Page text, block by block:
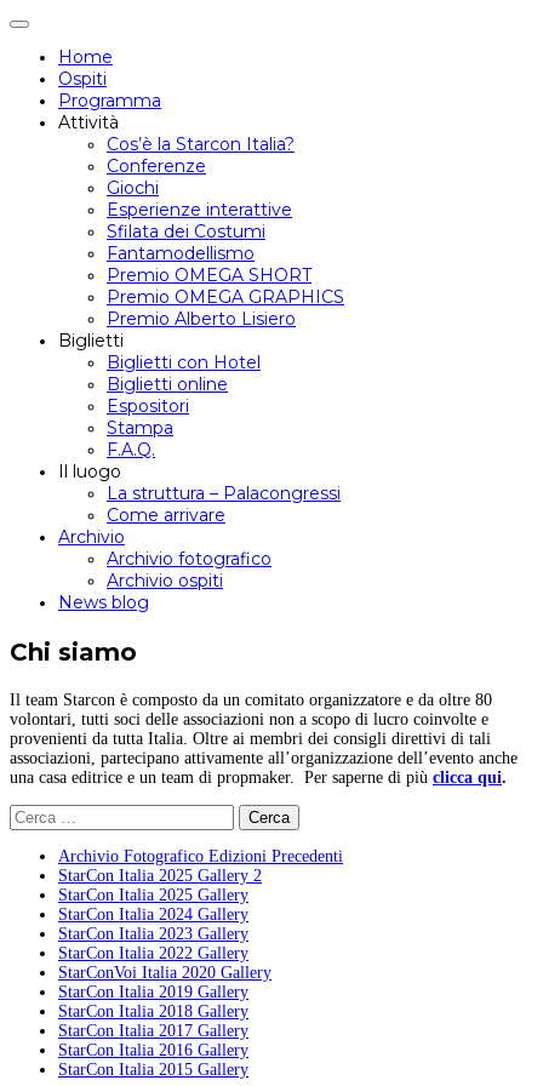
Attiva/disattiva
navigazione
Home
Ospiti
Programma
Attività
Cos’è la Starcon Italia?
Conferenze
Giochi
Esperienze interattive
Sfilata dei Costumi
Fantamodellismo
Premio OMEGA SHORT
Premio OMEGA GRAPHICS
Premio Alberto Lisiero
Biglietti
Biglietti con Hotel
Biglietti online
Espositori
Stampa
F.A.Q.
Il luogo
La struttura – Palacongressi
Come arrivare
Archivio
Archivio fotografico
Archivio ospiti
News blog
Chi siamo
Il team Starcon è composto da un comitato organizzatore e da oltre 80
volontari, tutti soci delle associazioni non a scopo di lucro coinvolte e
provenienti da tutta Italia. Oltre ai membri dei consigli direttivi di tali
associazioni, partecipano attivamente all’organizzazione dell’evento anche
una casa editrice e un team di propmaker. Per saperne di più clicca qui.
Ricerca
per:
Archivio Fotografico Edizioni Precedenti
StarCon Italia 2025 Gallery 2
StarCon Italia 2025 Gallery
StarCon Italia 2024 Gallery
StarCon Italia 2023 Gallery
StarCon Italia 2022 Gallery
StarConVoi Italia 2020 Gallery
StarCon Italia 2019 Gallery
StarCon Italia 2018 Gallery
StarCon Italia 2017 Gallery
StarCon Italia 2016 Gallery
StarCon Italia 2015 Gallery